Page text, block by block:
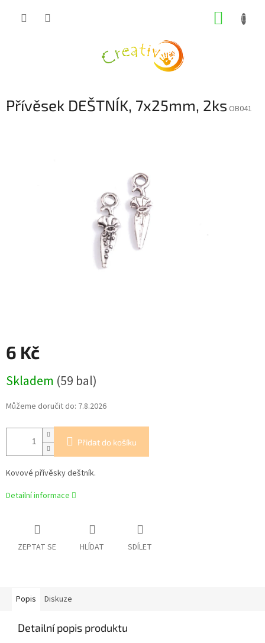
Přívěsek DEŠTNÍK, 7x25mm, 2ks OB041
6 Kč
cena:
Skladem (59 bal)
Můžeme doručit do: 7.8.2026
Přidat do košíku
Kovové přívěsky deštník.
Detailní informace
ZEPTAT SE HLÍDAT SDÍLET
Popis Diskuze
Detailní popis produktu